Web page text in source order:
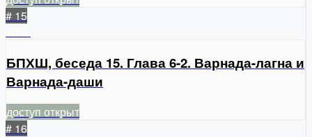
# 15
БПХШ, беседа 15. Глава 6-2. Варнада-лагна и
Варнада-даши
доступ открыт
# 16